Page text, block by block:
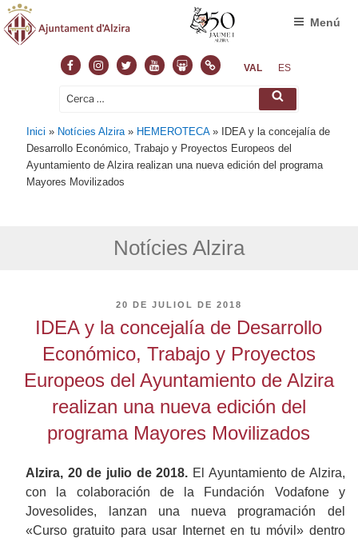
FacebookInstagram
TwitterYoutubeSlideshare
NormasVAL ES
Cerca: Cerca
Menú
Inici » Notícies Alzira » HEMEROTECA» IDEA y la concejalía de
Desarrollo Económico, Trabajo y Proyectos Europeos del
Ayuntamiento de Alzira realizan una nueva edición del programa
Mayores Movilizados
Notícies Alzira
PUBLICAT
20 DE JULIOL DE 2018
IDEA y la concejalía de Desarrollo
Económico, Trabajo y Proyectos
Europeos del Ayuntamiento de Alzira
realizan una nueva edición del
programa Mayores Movilizados
Alzira, 20 de julio de 2018. El Ayuntamiento de Alzira,
con la colaboración de la Fundación Vodafone y
Jovesolides, lanzan una nueva programación del
«Curso gratuito para usar Internet en tu móvil» dentro